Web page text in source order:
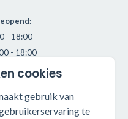
- 18:00
- 18:00
- 21:00
- 17:00
cookies
gebruik van
te